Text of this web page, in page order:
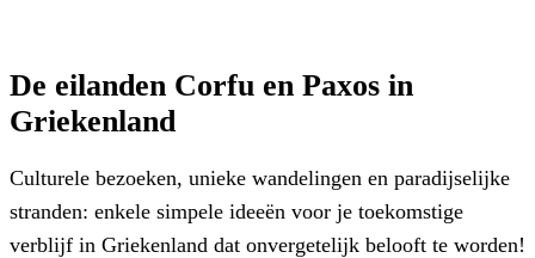
De eilanden Corfu en Paxos in
Griekenland
Culturele bezoeken, unieke wandelingen en paradijselijke
stranden: enkele simpele ideeën voor je toekomstige
verblijf in Griekenland dat onvergetelijk belooft te worden!